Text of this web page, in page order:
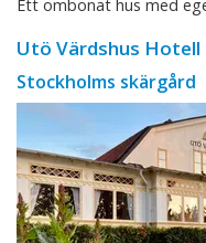
Ett ombonat hus med
Utö Värdshus
Stockholms skärgård